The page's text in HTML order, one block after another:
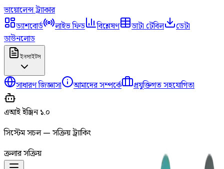
ভায়োলেন্সট্র্যাকার
ড্যাশবোর্ড
লাইভ ফিড বিশ্লেষণ ডাটা টেবিল
ডেটা
ডাউনলোড
ইনসাইটস
সাধারণ জিজ্ঞাসা আমাদের সম্পর্কে প্রযুক্তিগত সহযোগিতা
এআই ইঞ্জিন ১.০
সিস্টেম সচল — সক্রিয় ট্র্যাকিং
ক্রলার সক্রিয়